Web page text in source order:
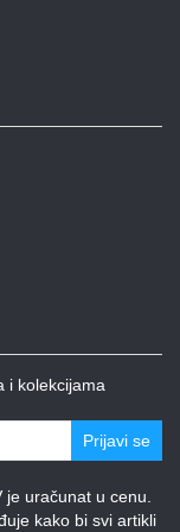
i kolekcijama
Prijavi se
uračunat u cenu.
kako bi svi artikli